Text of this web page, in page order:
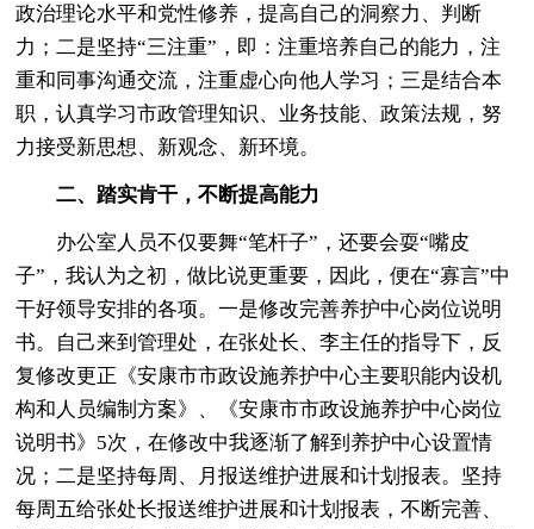
政治理论水平和党性修养，提高自己的洞察力、判断
力；二是坚持“三注重”，即：注重培养自己的能力，注
重和同事沟通交流，注重虚心向他人学习；三是结合本
职，认真学习市政管理知识、业务技能、政策法规，努
力接受新思想、新观念、新环境。
二、踏实肯干，不断提高能力
办公室人员不仅要舞“笔杆子”，还要会耍“嘴皮
子”，我认为之初，做比说更重要，因此，便在“寡言”中
干好领导安排的各项。一是修改完善养护中心岗位说明
书。自己来到管理处，在张处长、李主任的指导下，反
复修改更正《安康市市政设施养护中心主要职能内设机
构和人员编制方案》、《安康市市政设施养护中心岗位
说明书》5次，在修改中我逐渐了解到养护中心设置情
况；二是坚持每周、月报送维护进展和计划报表。坚持
每周五给张处长报送维护进展和计划报表，不断完善、